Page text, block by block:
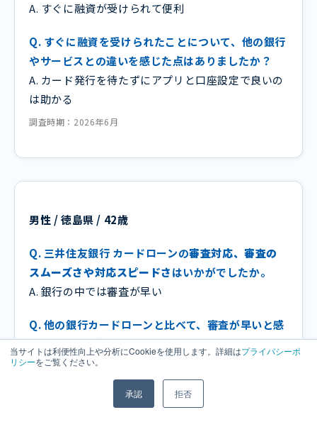
当サイトは利便性向上や分析にCookieを使用します。詳細はプライバシーポ
リシーをご覧ください。
承認 拒否
A. すぐに融資が受けられて便利
Q. すぐに融資を受けられたことについて、他の銀行
やサービスとの違いを感じた点はありましたか？
A. カード発行を待たずにアプリと口座設定で良いの
は助かる
調査時期：2026年6月
男性 / 徳島県 / 42歳
Q. 三井住友銀行 カードローンの審査対応、審査の
スムーズさや対応スピードさはいかがでしたか。
A. 銀行の中では審査が早い
Q. 他の銀行カードローンと比べて、審査が早いと感
じたのはどの点が理由でしたか？
A. 当日審査が通った
Q. 当日審査が通ったことで、どのような安心感や印